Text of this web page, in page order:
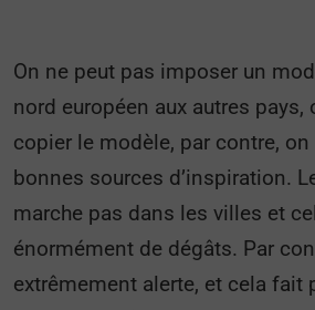
On ne peut pas imposer un
nord européen aux autres pays,
copier le modèle, par contre,
bonnes sources d’inspiration.
marche pas dans les villes et
énormément de dégâts. Par
extrêmement alerte, et cela fait